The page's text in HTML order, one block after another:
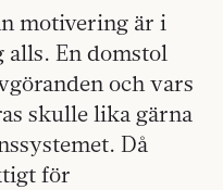
motivering är i
En domstol
och vars
skulle lika gärna
Då
för